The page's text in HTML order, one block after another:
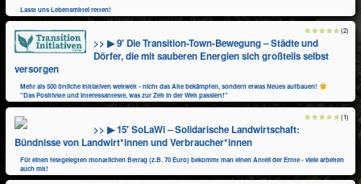
Lasst uns Lebensmittel retten!
>> ▶ 9′ Die Transition-Town-Bewegung – Städte und
Dörfer, die mit sauberen Energien sich großteils selbst
versorgen
Mehr als 500 örtliche Initiativen weltweit - nicht das Alte bekämpfen, sondern etwas Neues aufbauen!
"Das Positivste und Interessanteste, was zur Zeit in der Welt passiert!"
(2)
>> ▶ 15′ SoLaWi – Solidarische Landwirtschaft:
Bündnisse von Landwirt*innen und Verbraucher*innen
Für einen festgelegten monatlichen Betrag (z.B. 70 Euro) bekommt man einen Anteil der Ernte - viele arbeiten
auch mit!
(1)